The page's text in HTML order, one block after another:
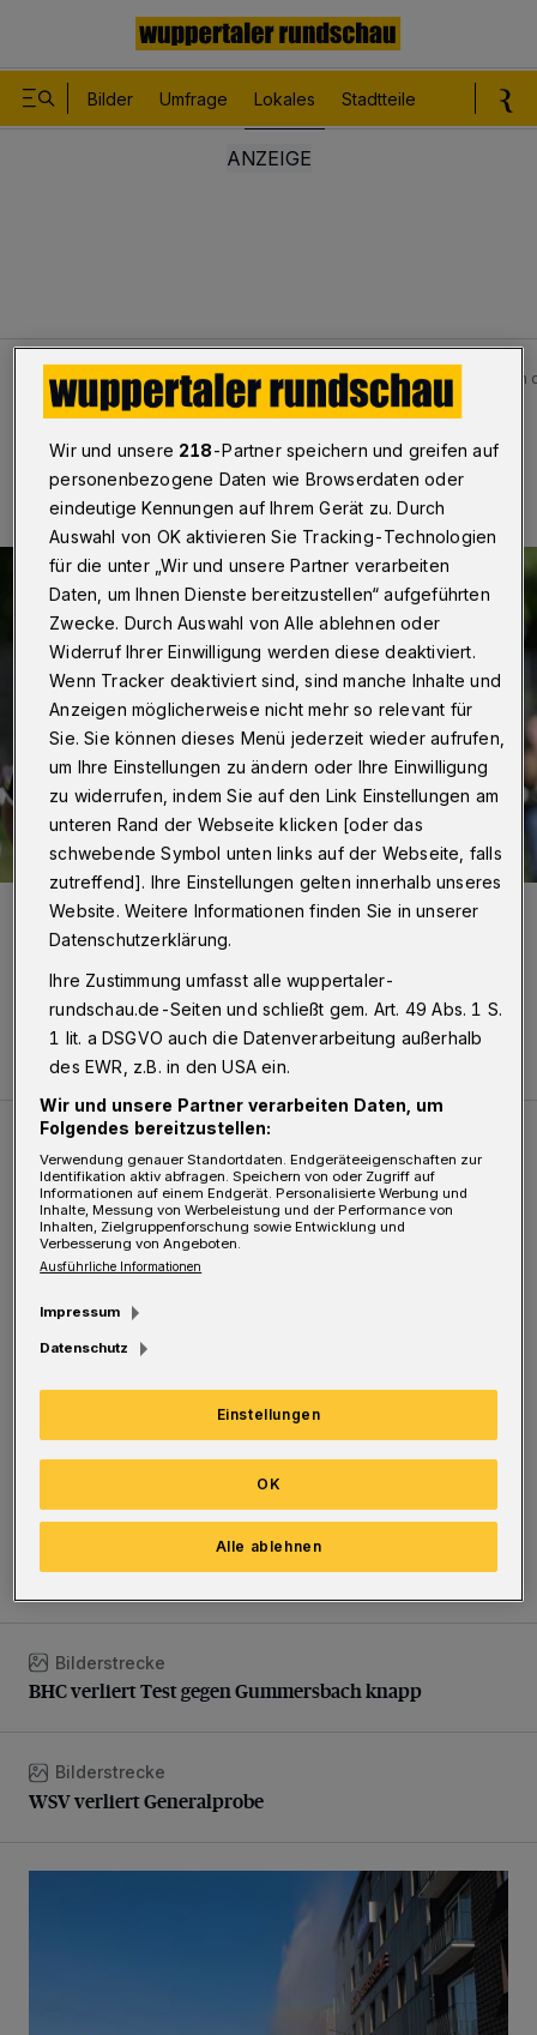
Bilder Umfrage Lokales Stadtteile
Lokales Bilder: WSV-Junioren schlagen KFC Uerdingen
Bilderstrecke
WSV-Junioren schlagen Uerdingen
Weitere Bilderstrecken
Sommer in der Elberfelder City
Sommer in der Elberfelder City
BHC verliert Test gegen Gummersbach knapp
Bilderstrecke
BHC verliert Test gegen Gummersbach knapp
WSV verliert Generalprobe
Bilderstrecke
WSV verliert Generalprobe
Wir und unsere 218-Partner speichern und greifen auf
personenbezogene Daten wie Browserdaten oder
eindeutige Kennungen auf Ihrem Gerät zu. Durch
Auswahl von OK aktivieren Sie Tracking-Technologien
für die unter „Wir und unsere Partner verarbeiten
Daten, um Ihnen Dienste bereitzustellen“ aufgeführten
Zwecke. Durch Auswahl von Alle ablehnen oder
Widerruf Ihrer Einwilligung werden diese deaktiviert.
Wenn Tracker deaktiviert sind, sind manche Inhalte und
Anzeigen möglicherweise nicht mehr so relevant für
Sie. Sie können dieses Menü jederzeit wieder aufrufen,
um Ihre Einstellungen zu ändern oder Ihre Einwilligung
zu widerrufen, indem Sie auf den Link Einstellungen am
unteren Rand der Webseite klicken [oder das
schwebende Symbol unten links auf der Webseite, falls
zutreffend]. Ihre Einstellungen gelten innerhalb unseres
Website. Weitere Informationen finden Sie in unserer
Datenschutzerklärung.
Ihre Zustimmung umfasst alle wuppertaler-
rundschau.de-Seiten und schließt gem. Art. 49 Abs. 1 S.
1 lit. a DSGVO auch die Datenverarbeitung außerhalb
des EWR, z.B. in den USA ein.
Wir und unsere Partner verarbeiten Daten, um
Folgendes bereitzustellen:
Verwendung genauer Standortdaten. Endgeräteeigenschaften zur
Identifikation aktiv abfragen. Speichern von oder Zugriff auf
Informationen auf einem Endgerät. Personalisierte Werbung und
Inhalte, Messung von Werbeleistung und der Performance von
Inhalten, Zielgruppenforschung sowie Entwicklung und
Verbesserung von Angeboten.
Ausführliche Informationen
Impressum
Datenschutz
Einstellungen
Alle ablehnen
OK